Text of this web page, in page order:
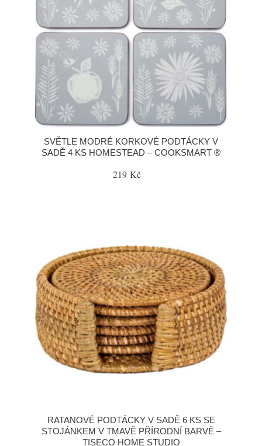
SVĚTLE MODRÉ KORKOVÉ PODTÁCKY V
SADĚ 4 KS HOMESTEAD – COOKSMART ®
219 Kč
RATANOVÉ PODTÁCKY V SADĚ 6 KS SE
STOJÁNKEM V TMAVĚ PŘÍRODNÍ BARVĚ –
TISECO HOME STUDIO